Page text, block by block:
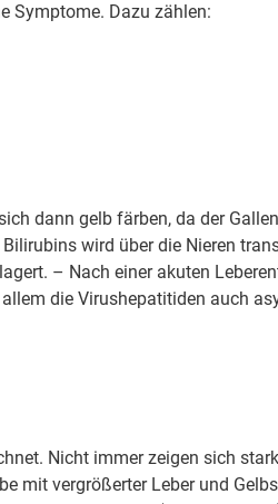
Symptome. Dazu zählen:
dann gelb färben, da der
wird über die Nieren
– Nach einer akuten
die Virushepatitiden auch
Nicht immer zeigen sich
mit vergrößerter Leber und